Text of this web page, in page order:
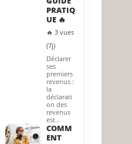
PRATIQ
UE 🔥
🔥 3 vues
(7j)
Déclarer
ses
premiers
revenus :
la
déclarati
on des
revenus
est…
COMM
ENT